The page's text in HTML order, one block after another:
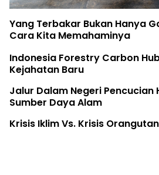
Yang Terbakar Bukan Hanya
Cara Kita Memahaminya
Indonesia Forestry Carbon
Kejahatan Baru
Jalur Dalam Negeri Pencucian
Sumber Daya Alam
Krisis Iklim Vs. Krisis Orangutan